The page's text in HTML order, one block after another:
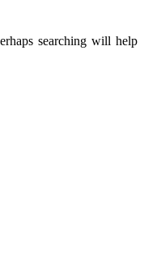
searching will help